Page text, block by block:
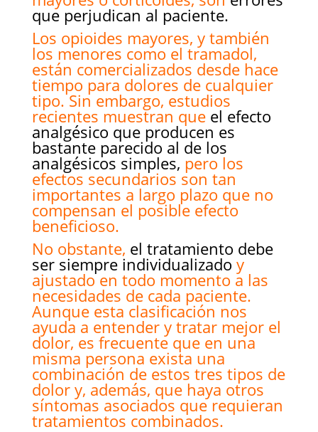
que perjudican al paciente.
Los opioides mayores, y también
los menores como el tramadol,
están comercializados desde hace
tiempo para dolores de cualquier
tipo. Sin embargo, estudios
recientes muestran que el efecto
analgésico que producen es
bastante parecido al de los
analgésicos simples, pero los
efectos secundarios son tan
importantes a largo plazo que no
compensan el posible efecto
beneficioso.
No obstante, el tratamiento debe
ser siempre individualizado y
ajustado en todo momento a las
necesidades de cada paciente.
Aunque esta clasificación nos
ayuda a entender y tratar mejor el
dolor, es frecuente que en una
misma persona exista una
combinación de estos tres tipos de
dolor y, además, que haya otros
síntomas asociados que requieran
tratamientos combinados.